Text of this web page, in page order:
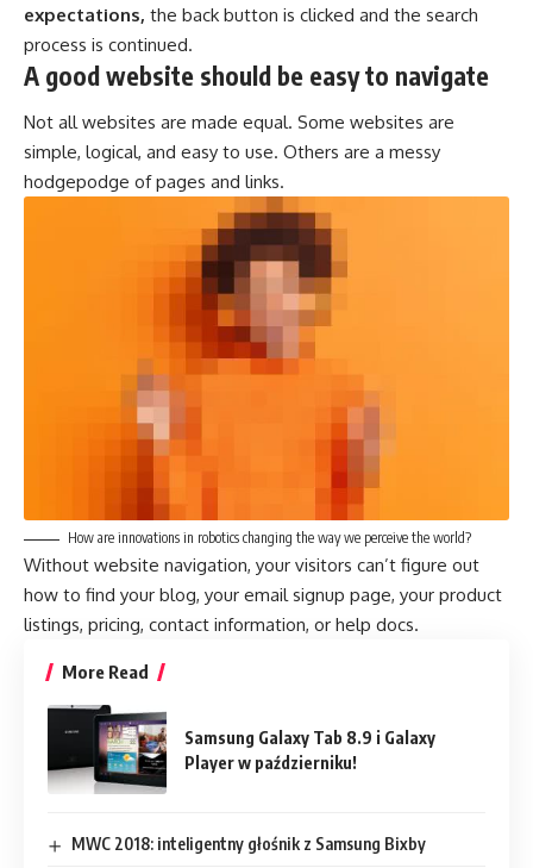
expectations, the back button is clicked and the search
process is continued.
A good website should be easy to navigate
Not all websites are made equal. Some websites are
simple, logical, and easy to use. Others are a messy
hodgepodge of pages and links.
How are innovations in robotics changing the way we perceive the world?
Without website navigation, your visitors can’t figure out
how to find your blog, your email signup page, your product
listings, pricing, contact information, or help docs.
More Read
Samsung Galaxy Tab 8.9 i Galaxy
Player w październiku!
MWC 2018: inteligentny głośnik z Samsung Bixby